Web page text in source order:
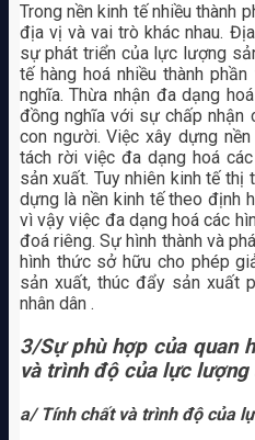
Trong nền kinh tế nhiều thành
địa vị và vai trò khác nhau.
sự phát triển của lực lượng
tế hàng hoá nhiều thành
nghĩa. Thừa nhận đa dạng
đồng nghĩa với sự chấp
con người. Việc xây dựng
tách rời việc đa dạng hoá
sản xuất. Tuy nhiên kinh tế thị
dựng là nền kinh tế theo định
vì vậy việc đa dạng hoá các
đoá riêng. Sự hình thành và
hình thức sở hữu cho phép
sản xuất, thúc đẩy sản xuất
nhân dân .
3/Sự phù hợp của quan
và trình độ của lực lượng
a/ Tính chất và trình độ của